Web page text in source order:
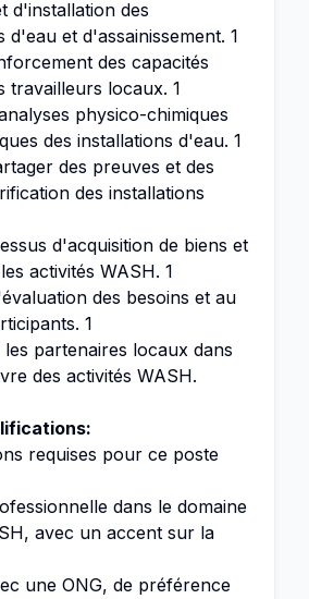
d'installation des
et d'assainissement. 1
des capacités
travailleurs locaux. 1
physico-chimiques
des installations d'eau. 1
des preuves et des
des installations
d'acquisition de biens et
activités WASH. 1
des besoins et au
1
partenaires locaux dans
des activités WASH.
requises pour ce poste
dans le domaine
avec un accent sur la
une ONG, de préférence